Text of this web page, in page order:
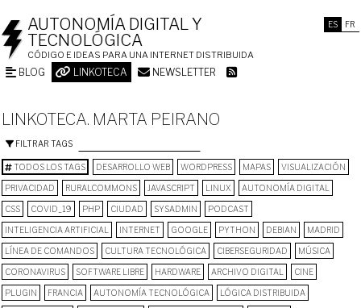
ES FR
AUTONOMÍA DIGITAL Y
TECNOLÓGICA
CÓDIGO E IDEAS PARA UNA INTERNET DISTRIBUIDA
BLOG LINKOTECA NEWSLETTER
LINKOTECA. MARTA PEIRANO
FILTRAR TAGS
TODOS LOS TAGS DESARROLLO WEB WORDPRESS MAPAS VISUALIZACIÓN
PRIVACIDAD RURALCOMMONS JAVASCRIPT LINUX AUTONOMÍA DIGITAL
CSS COVID_19 PHP CIUDAD SYSADMIN PODCAST
INTELIGENCIA ARTIFICIAL INTERNET GOOGLE PYTHON DEBIAN MADRID
LÍNEA DE COMANDOS CULTURA TECNOLÓGICA CIBERSEGURIDAD MÚSICA
CORONAVIRUS SOFTWARE LIBRE HARDWARE ARCHIVO DIGITAL CINE
PLUGIN FRANCIA AUTONOMÍA TECNOLÓGICA LÓGICA DISTRIBUIDA